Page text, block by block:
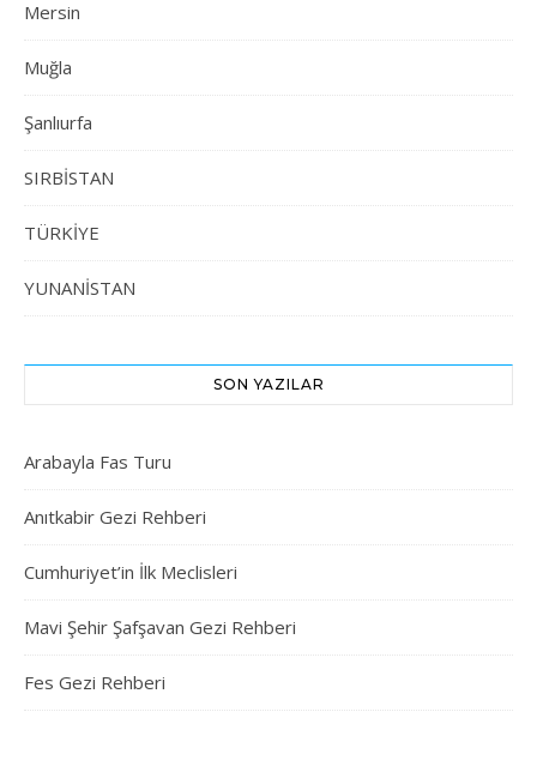
Mersin
Muğla
Şanlıurfa
SIRBİSTAN
TÜRKİYE
YUNANİSTAN
SON YAZILAR
Arabayla Fas Turu
Anıtkabir Gezi Rehberi
Cumhuriyet’in İlk Meclisleri
Mavi Şehir Şafşavan Gezi Rehberi
Fes Gezi Rehberi